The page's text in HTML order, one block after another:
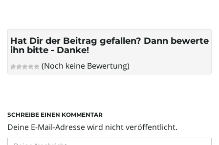
e
Hat Dir der Beitrag gefallen? Dann bewerte
ihn bitte - Danke!
(Noch keine Bewertung)
SCHREIBE EINEN KOMMENTAR
Deine E-Mail-Adresse wird nicht veröffentlicht.